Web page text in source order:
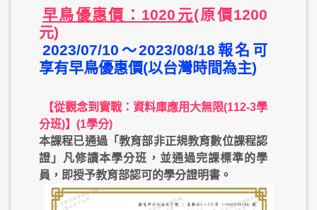
早鳥優惠價：1020元(原價1200
元)
2023/07/10～2023/08/18報名可
享有早鳥優惠價(以台灣時間為主)
【從觀念到實戰：資料庫應用大無限(112-3學
分班)】(1學分)
本課程已通過「教育部非正規教育數位課程認
證」凡修讀本學分班，並通過完課標準的學
員，即授予教育部認可的學分證明書。